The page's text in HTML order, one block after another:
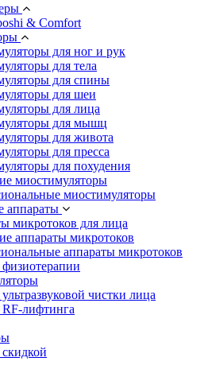
& Comfort
для ног и рук
для тела
для спины
для шеи
для лица
для мышц
для живота
для пресса
для похудения
миостимуляторы
миостимуляторы
аппараты
микротоков для лица
аппараты микротоков
аппараты микротоков
чистки лица
лифтинга